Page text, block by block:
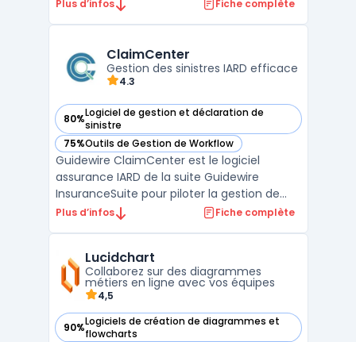
couvrant la conformité, la traçabilité et
l’efficacité ...
Plus d’infos Fiche complète
ClaimCenter
Gestion des sinistres IARD efficace
4.3
80%Logiciel de gestion et déclaration de
sinistre
— voir ClaimCenter dans cette catégorie
75%Outils de Gestion de Workflow
— voir ClaimCenter dans cette catégorie
Guidewire ClaimCenter est le logiciel
assurance IARD de la suite Guidewire
InsuranceSuite pour piloter la gestion de
sinistre assurance de bout en bout. Conçu
déclaration initiale (FNOL) jusqu’à la clôture,
avec des rè ...
Plus d’infos Fiche complète
Lucidchart
Collaborez sur des diagrammes
métiers en ligne avec vos équipes
4,5
90%Logiciels de création de diagrammes et
flowcharts
— voir Lucidchart dans cette catégorie